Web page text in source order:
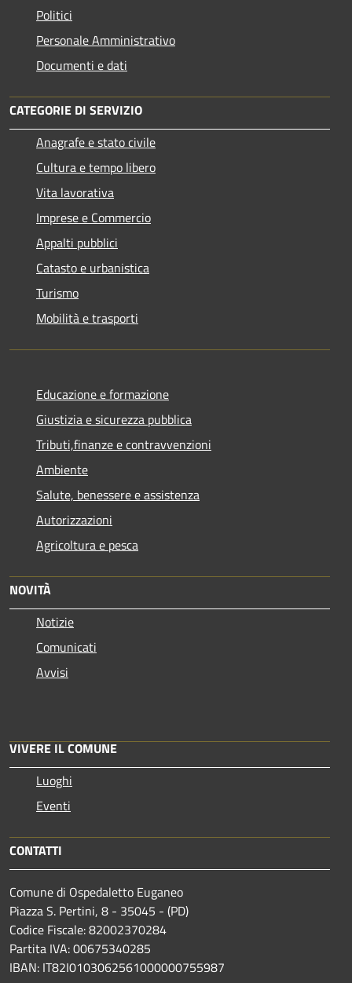
Politici
Personale Amministrativo
Documenti e dati
CATEGORIE DI SERVIZIO
Anagrafe e stato civile
Cultura e tempo libero
Vita lavorativa
Imprese e Commercio
Appalti pubblici
Catasto e urbanistica
Turismo
Mobilità e trasporti
Educazione e formazione
Giustizia e sicurezza pubblica
Tributi,finanze e contravvenzioni
Ambiente
Salute, benessere e assistenza
Autorizzazioni
Agricoltura e pesca
NOVITÀ
Notizie
Comunicati
Avvisi
VIVERE IL COMUNE
Luoghi
Eventi
CONTATTI
Comune di Ospedaletto Euganeo
Piazza S. Pertini, 8 - 35045 - (PD)
Codice Fiscale: 82002370284
Partita IVA: 00675340285
IBAN: IT82I0103062561000000755987